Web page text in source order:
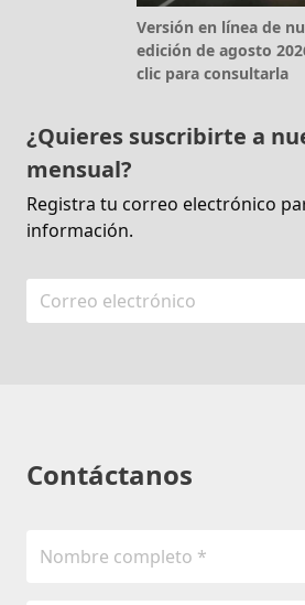
Versión en línea de
edición de agosto
clic para consultarla
¿Quieres suscribirte a
mensual?
Registra tu correo electrónico
información.
Contáctanos